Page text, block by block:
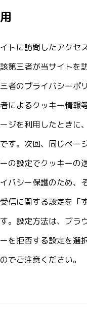
トに訪問したアク
第三者が当サイト
者のプライバシー
によるクッキー情報
ジを利用したとき
す。次回、同じペ
の設定でクッキー
バシー保護のため、
信に関する設定を
。設定方法は、ブラ
を拒否する設定を
でご注意ください。